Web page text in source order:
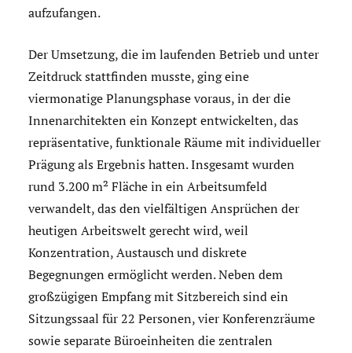
aufzufangen.
Der Umsetzung, die im laufenden Betrieb und unter
Zeitdruck stattfinden musste, ging eine
viermonatige Planungsphase voraus, in der die
Innenarchitekten ein Konzept entwickelten, das
repräsentative, funktionale Räume mit individueller
Prägung als Ergebnis hatten. Insgesamt wurden
rund 3.200 m² Fläche in ein Arbeitsumfeld
verwandelt, das den vielfältigen Ansprüchen der
heutigen Arbeitswelt gerecht wird, weil
Konzentration, Austausch und diskrete
Begegnungen ermöglicht werden. Neben dem
großzügigen Empfang mit Sitzbereich sind ein
Sitzungssaal für 22 Personen, vier Konferenzräume
sowie separate Büroeinheiten die zentralen